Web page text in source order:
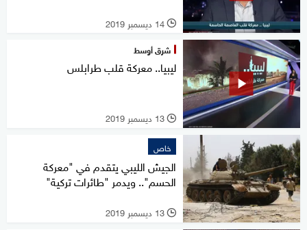
l 14 ديسمبر 2019
شرق أوسط
ليبيا.. معركة قلب طرابلس
l 13 ديسمبر 2019
خاص
الجيش الليبي يتقدم في "معركة
الحسم".. ويدمر "طائرات تركية"
l 13 ديسمبر 2019